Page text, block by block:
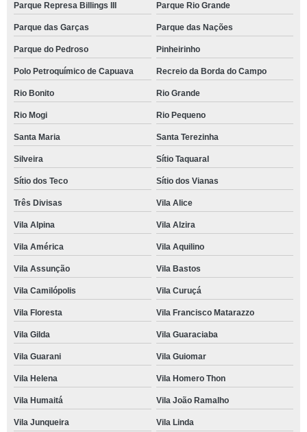
Parque Represa Billings III Parque Rio Grande
Parque das Garças Parque das Nações
Parque do Pedroso Pinheirinho
Polo Petroquímico de Capuava Recreio da Borda do Campo
Rio Bonito Rio Grande
Rio Mogi Rio Pequeno
Santa Maria Santa Terezinha
Silveira Sítio Taquaral
Sítio dos Teco Sítio dos Vianas
Três Divisas Vila Alice
Vila Alpina Vila Alzira
Vila América Vila Aquilino
Vila Assunção Vila Bastos
Vila Camilópolis Vila Curuçá
Vila Floresta Vila Francisco Matarazzo
Vila Gilda Vila Guaraciaba
Vila Guarani Vila Guiomar
Vila Helena Vila Homero Thon
Vila Humaitá Vila João Ramalho
Vila Junqueira Vila Linda